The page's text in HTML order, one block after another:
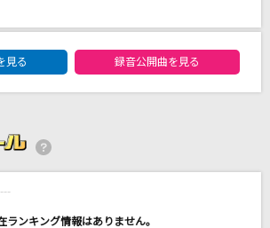
ルはいらない
もボーカルエントリーランキング
見る
録音公開曲を見る